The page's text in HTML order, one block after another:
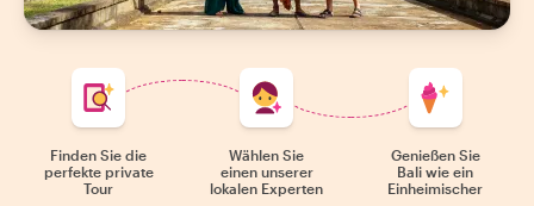
Finden Sie die
perfekte private
Tour
Wählen Sie
einen unserer
lokalen Experten
Genießen Sie
Bali wie ein
Einheimischer